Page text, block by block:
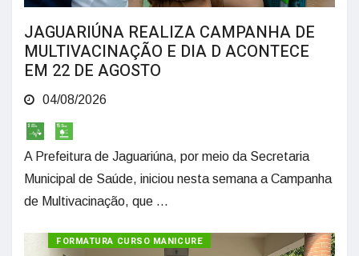
JAGUARIÚNA REALIZA CAMPANHA DE
MULTIVACINAÇÃO E DIA D ACONTECE
EM 22 DE AGOSTO
04/08/2026
A Prefeitura de Jaguariúna, por meio da Secretaria
Municipal de Saúde, iniciou nesta semana a Campanha
de Multivacinação, que ...
FORMATURA CURSO MANICURE